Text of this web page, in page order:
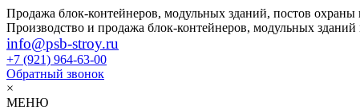
Продажа блок-контейнеров, модульных зданий, постов охраны
Производство и продажа блок-контейнеров, модульных
info@psb-stroy.ru
+7 (921) 964-63-00
Обратный звонок
×
МЕНЮ